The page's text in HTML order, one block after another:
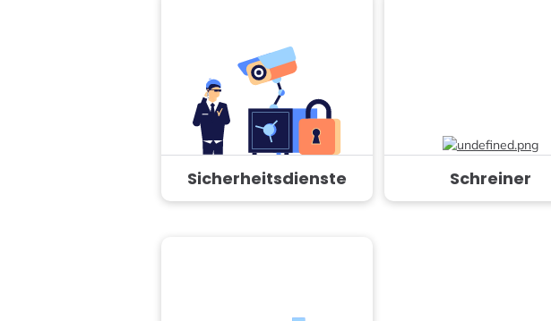
Sicherheitsdienste Schreiner